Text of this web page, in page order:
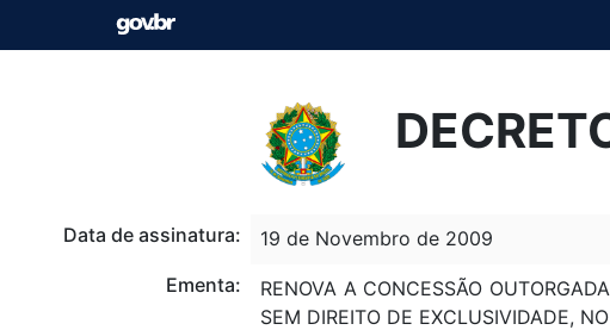
Data de assinatura:
19 de Novembro de 2009
Ementa:
RENOVA A CONCESSÃO
SEM DIREITO DE EXCLUSIVIDADE,